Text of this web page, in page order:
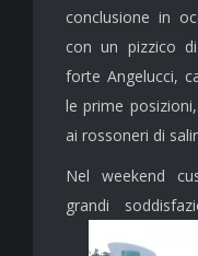
conclusione in
con un pizzico
forte Angelucci,
le prime
ai rossoneri di
Nel weekend
grandi